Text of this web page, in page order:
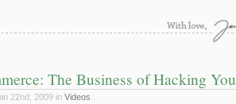
The Business of Hacking You
22nd, 2009 in Videos